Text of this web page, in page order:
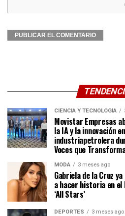
CIENCIA Y TECNOLOGÍA
Movistar Empresas
la IA y la innovación
industriapetrolera
Voces que
MODA 3 meses ago
Gabriela de la Cruz
a hacer historia en
‘All Stars’
DEPORTES 3 meses ago